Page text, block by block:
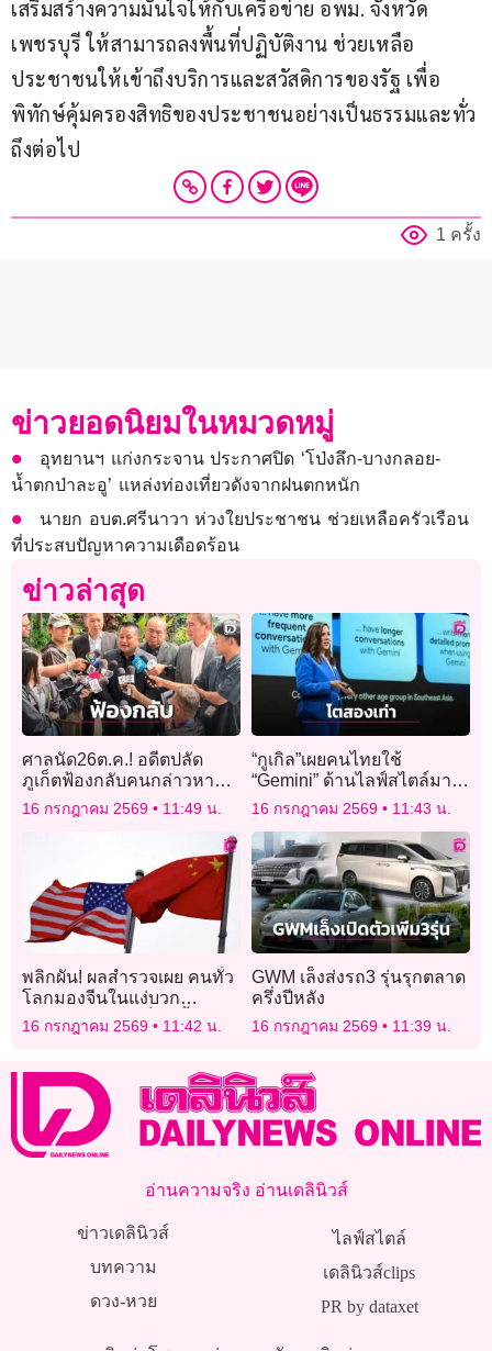
เสริมสร้างความมั่นใจให้กับเครือข่าย อพม. จังหวัด
เพชรบุรี ให้สามารถลงพื้นที่ปฏิบัติงาน ช่วยเหลือ
ประชาชนให้เข้าถึงบริการและสวัสดิการของรัฐ เพื่อ
พิทักษ์คุ้มครองสิทธิของประชาชนอย่างเป็นธรรมและทั่ว
ถึงต่อไป
1 ครั้ง
ข่าวยอดนิยมในหมวดหมู่
อุทยานฯ แก่งกระจาน ประกาศปิด ‘โป่งลึก-บางกลอย-
น้ำตกป่าละอู’ แหล่งท่องเที่ยวดังจากฝนตกหนัก
นายก อบต.ศรีนาวา ห่วงใยประชาชน ช่วยเหลือครัวเรือน
ที่ประสบปัญหาความเดือดร้อน
ข่าวล่าสุด
ศาลนัด26ต.ค.! อดีตปลัด
ภูเก็ตฟ้องกลับคนกล่าวหา
เรียกสินบนออกโฉนด
16 กรกฎาคม 2569 11:49 น.
“กูเกิล”เผยคนไทยใช้
“Gemini” ด้านไลฟ์สไตล์มาก
สุดในอาเซียน
16 กรกฎาคม 2569 11:43 น.
พลิกผัน! ผลสำรวจเผย คนทั่ว
โลกมองจีนในแง่บวก
มากกว่าสหรัฐ “เป็นครั้งแรก”
16 กรกฎาคม 2569 11:42 น.
GWM เล็งส่งรถ3 รุ่นรุกตลาด
ครึ่งปีหลัง
16 กรกฎาคม 2569 11:39 น.
อ่านความจริง อ่านเดลินิวส์
ข่าวเดลินิวส์
บทความ
ดวง-หวย
ไลฟ์สไตล์
เดลินิวส์clips
PR by dataxet